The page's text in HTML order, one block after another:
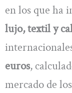
en los que ha
lujo, textil y
euros,
mercado de